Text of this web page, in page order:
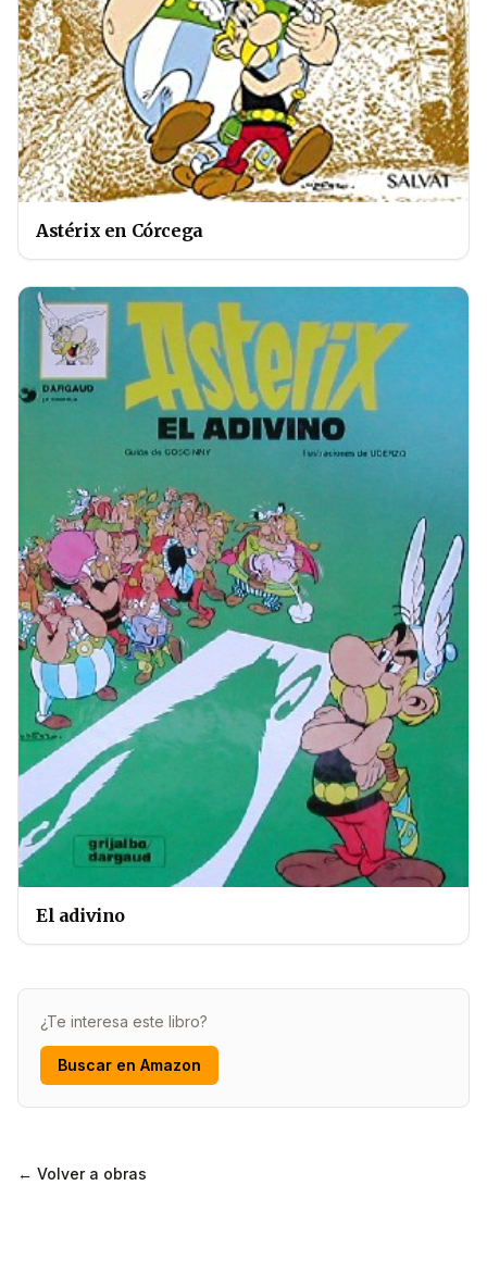
Astérix en Córcega
El adivino
¿Te interesa este libro?
Buscar en Amazon
← Volver a obras